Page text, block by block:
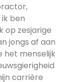
ben
op zesjarige
jongs af aan
het menselijk
carrière